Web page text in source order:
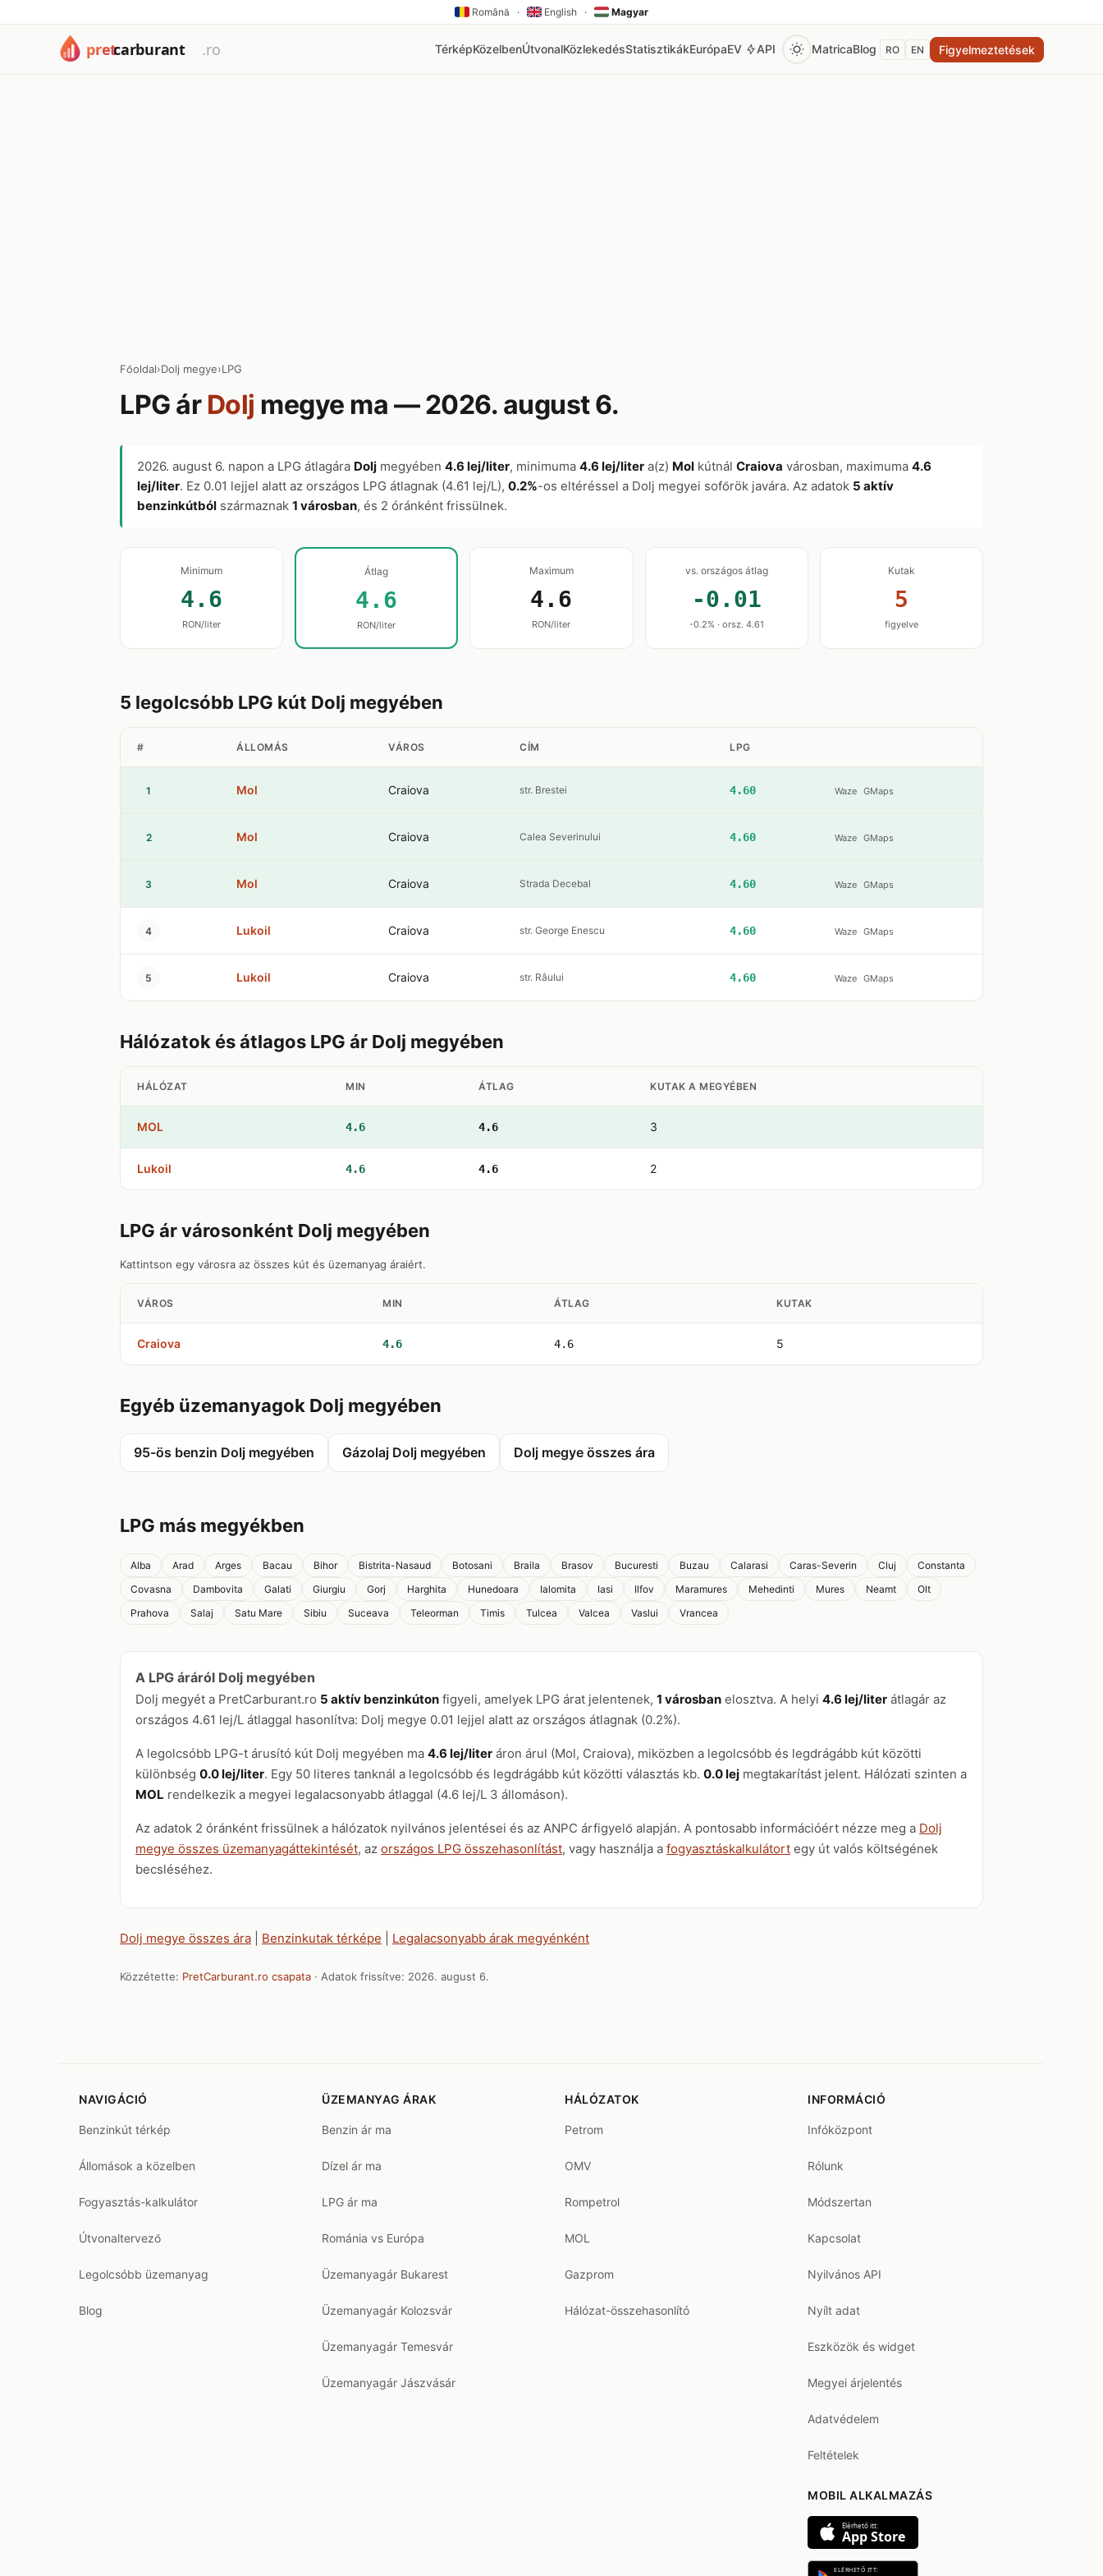
Română · English · Magyar
TérképKözelbenÚtvonalKözlekedésStatisztikákEurópaEV API MatricaBlog RO EN Figyelmeztetések
Főoldal›Dolj megye›LPG
LPG ár Dolj megye ma — 2026. august 6.
2026. august 6. napon a LPG átlagára Dolj megyében 4.6 lej/liter, minimuma 4.6 lej/liter a(z) Mol kútnál Craiova városban, maximuma 4.6
lej/liter. Ez 0.01 lejjel alatt az országos LPG átlagnak (4.61 lej/L), 0.2%-os eltéréssel a Dolj megyei sofőrök javára. Az adatok 5 aktív
benzinkútból származnak 1 városban, és 2 óránként frissülnek.
Minimum
4.6
RON/liter
Átlag
4.6
RON/liter
Maximum
4.6
RON/liter
vs. országos átlag
-0.01
-0.2% · orsz. 4.61
Kutak
5
figyelve
5 legolcsóbb LPG kút Dolj megyében
# ÁLLOMÁS VÁROS CÍM LPG
1 Mol Craiova str. Brestei 4.60 Waze GMaps
2 Mol Craiova Calea Severinului 4.60 Waze GMaps
3 Mol Craiova Strada Decebal 4.60 Waze GMaps
4 Lukoil Craiova str. George Enescu 4.60 Waze GMaps
5 Lukoil Craiova str. Râului 4.60 Waze GMaps
Hálózatok és átlagos LPG ár Dolj megyében
HÁLÓZAT MIN ÁTLAG KUTAK A MEGYÉBEN
MOL 4.6 4.6 3
Lukoil 4.6 4.6 2
LPG ár városonként Dolj megyében
Kattintson egy városra az összes kút és üzemanyag áraiért.
VÁROS MIN ÁTLAG KUTAK
Craiova 4.6 4.6 5
Egyéb üzemanyagok Dolj megyében
95-ös benzin Dolj megyében Gázolaj Dolj megyében Dolj megye összes ára
LPG más megyékben
Alba Arad Arges Bacau Bihor Bistrita-Nasaud Botosani Braila Brasov Bucuresti Buzau Calarasi Caras-Severin Cluj
Constanta
Covasna
Dambovita Galati Giurgiu Gorj Harghita Hunedoara Ialomita Iasi Ilfov Maramures Mehedinti Mures Neamt
Olt
Prahova
Salaj Satu Mare Sibiu Suceava Teleorman Timis Tulcea Valcea Vaslui Vrancea
A LPG áráról Dolj megyében
Dolj megyét a PretCarburant.ro 5 aktív benzinkúton figyeli, amelyek LPG árat jelentenek, 1 városban elosztva. A helyi 4.6 lej/liter átlagár az
országos 4.61 lej/L átlaggal hasonlítva: Dolj megye 0.01 lejjel alatt az országos átlagnak (0.2%).
A legolcsóbb LPG-t árusító kút Dolj megyében ma 4.6 lej/liter áron árul (Mol, Craiova), miközben a legolcsóbb és legdrágább kút közötti
különbség 0.0 lej/liter. Egy 50 literes tanknál a legolcsóbb és legdrágább kút közötti választás kb. 0.0 lej megtakarítást jelent. Hálózati szinten a
MOL rendelkezik a megyei legalacsonyabb átlaggal (4.6 lej/L 3 állomáson).
Az adatok 2 óránként frissülnek a hálózatok nyilvános jelentései és az ANPC árfigyelő alapján. A pontosabb információért nézze meg a Dolj
megye összes üzemanyagáttekintését, az országos LPG összehasonlítást, vagy használja a fogyasztáskalkulátort egy út valós költségének
becsléséhez.
Dolj megye összes ára Benzinkutak térképe Legalacsonyabb árak megyénként
Közzétette: PretCarburant.ro csapata · Adatok frissítve: 2026. august 6.
NAVIGÁCIÓ
Benzinkút térkép
Állomások a közelben
Fogyasztás-kalkulátor
Útvonaltervező
Legolcsóbb üzemanyag
Blog
ÜZEMANYAG ÁRAK
Benzin ár ma
Dízel ár ma
LPG ár ma
Románia vs Európa
Üzemanyagár Bukarest
Üzemanyagár Kolozsvár
Üzemanyagár Temesvár
Üzemanyagár Jászvásár
HÁLÓZATOK
Petrom
OMV
Rompetrol
MOL
Gazprom
Hálózat-összehasonlító
INFORMÁCIÓ
Infóközpont
Rólunk
Módszertan
Kapcsolat
Nyilvános API
Nyílt adat
Eszközök és widget
Megyei árjelentés
Adatvédelem
Feltételek
MOBIL ALKALMAZÁS
Elérhető itt:
App Store
ELÉRHETŐ ITT: